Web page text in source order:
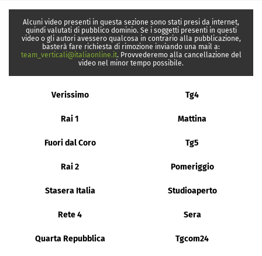
Alcuni video presenti in questa sezione sono stati presi da internet,
quindi valutati di pubblico dominio. Se i soggetti presenti in questi
video o gli autori avessero qualcosa in contrario alla pubblicazione,
basterà fare richiesta di rimozione inviando una mail a:
team_verticali@italiaonline.it. Provvederemo alla cancellazione del
video nel minor tempo possibile.
Verissimo Tg4
Rai 1 Mattina
Fuori dal Coro Tg5
Rai 2 Pomeriggio
Stasera Italia Studioaperto
Rete 4 Sera
Quarta Repubblica Tgcom24